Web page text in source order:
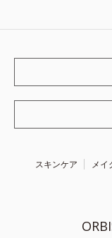
スキンケア メイ